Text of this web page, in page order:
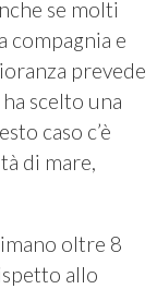
se molti
compagnia e
prevede
scelto una
caso c’è
di mare,
oltre 8
allo